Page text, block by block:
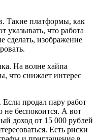
Такие платформы, как
указывать, что работа
сделать, изображение
На волне хайпа
что снижает интерес
продал пару работ
не беспокоится. А вот
доход от 15 000 рублей
Есть риски